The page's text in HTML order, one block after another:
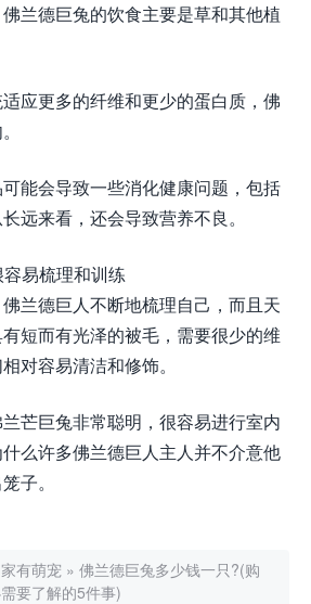
兰德巨兔的饮食主要是草和其他植
应更多的纤维和更少的蛋白质，佛
能会导致一些消化健康问题，包括
远来看，还会导致营养不良。
易梳理和训练
兰德巨人不断地梳理自己，而且天
短而有光泽的被毛，需要很少的维
对容易清洁和修饰。
芒巨兔非常聪明，很容易进行室内
么许多佛兰德巨人主人并不介意他
子。
家有萌宠 » 佛兰德巨兔多少钱一只?(购
要了解的5件事)